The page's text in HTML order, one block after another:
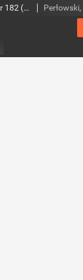
Słowo Ludu 2004 R.LV, nr 182 (magazyn)